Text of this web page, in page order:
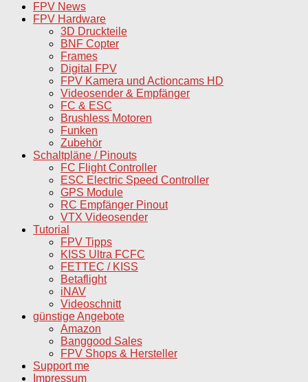
FPV News
FPV Hardware
3D Druckteile
BNF Copter
Frames
Digital FPV
FPV Kamera und Actioncams HD
Videosender & Empfänger
FC & ESC
Brushless Motoren
Funken
Zubehör
Schaltpläne / Pinouts
FC Flight Controller
ESC Electric Speed Controller
GPS Module
RC Empfänger Pinout
VTX Videosender
Tutorial
FPV Tipps
KISS Ultra FCFC
FETTEC / KISS
Betaflight
iNAV
Videoschnitt
günstige Angebote
Amazon
Banggood Sales
FPV Shops & Hersteller
Support me
Impressum